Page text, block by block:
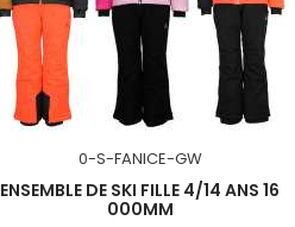
0-S-FANICE-GW
ENSEMBLE DE SKI FILLE 4/14 ANS 16
000MM